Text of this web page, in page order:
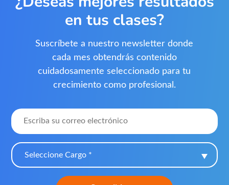
en tus clases?
Suscríbete a nuestro newsletter donde
cada mes obtendrás contenido
cuidadosamente seleccionado para tu
crecimiento como profesional.
Seleccione Cargo *